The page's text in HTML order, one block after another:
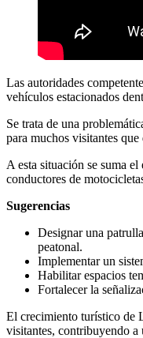
Las autoridades
vehículos estacionados
Se trata de una
para muchos visitantes
A esta situación se suma
conductores de
Sugerencias
Designar una
peatonal.
Implementar un
Habilitar espacios
Fortalecer la
El crecimiento turístico de
visitantes, contribuyendo a